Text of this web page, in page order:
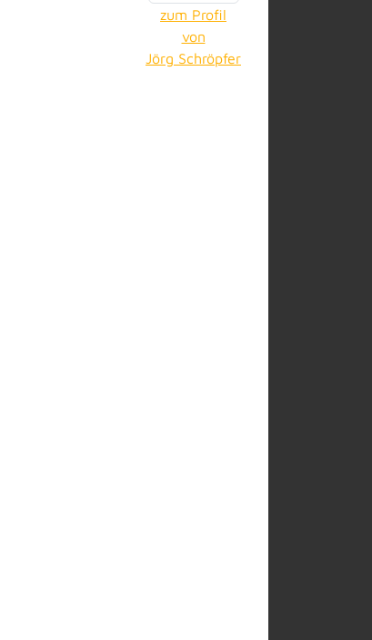
zum Profil
von
Jörg Schröpfer